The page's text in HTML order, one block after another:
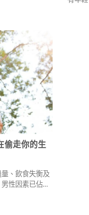
偷走你的生
、飲食失衡及
性因素已佔整